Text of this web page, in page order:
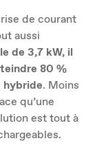
de courant
aussi
de 3,7 kW, il
80 %
hybride. Moins
qu’une
est tout à